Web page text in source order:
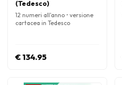
(Tedesco)
12 numeri all'anno • versione
cartacea in Tedesco
€ 134.95